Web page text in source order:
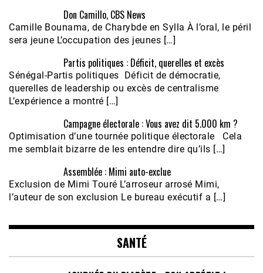
Don Camillo, CBS News
Camille Bounama, de Charybde en Sylla À l’oral, le péril
sera jeune L’occupation des jeunes […]
Partis politiques : Déficit, querelles et excès
Sénégal-Partis politiques Déficit de démocratie,
querelles de leadership ou excès de centralisme
L’expérience a montré […]
Campagne électorale : Vous avez dit 5.000 km ?
Optimisation d’une tournée politique électorale Cela
me semblait bizarre de les entendre dire qu’ils […]
Assemblée : Mimi auto-exclue
Exclusion de Mimi Touré L’arroseur arrosé Mimi,
l’auteur de son exclusion Le bureau exécutif a […]
SANTÉ